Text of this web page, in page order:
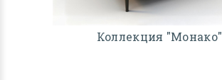
Коллекция "Монако"